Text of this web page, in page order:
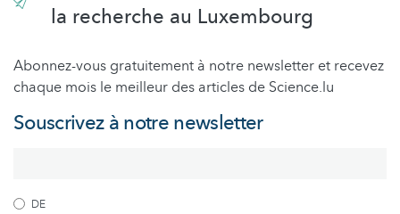
la recherche au Luxembourg
Abonnez-vous gratuitement à notre newsletter et recevez
chaque mois le meilleur des articles de Science.lu
Souscrivez à notre newsletter
DE